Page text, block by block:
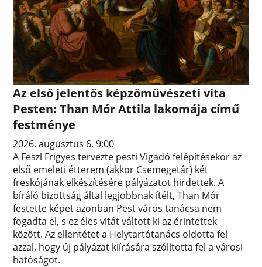
Az első jelentős képzőművészeti vita
Pesten: Than Mór Attila lakomája című
festménye
2026. augusztus 6. 9:00
A Feszl Frigyes tervezte pesti Vigadó felépítésekor az
első emeleti étterem (akkor Csemegetár) két
freskójának elkészítésére pályázatot hirdettek. A
bíráló bizottság által legjobbnak ítélt, Than Mór
festette képet azonban Pest város tanácsa nem
fogadta el, s ez éles vitát váltott ki az érintettek
között. Az ellentétet a Helytartótanács oldotta fel
azzal, hogy új pályázat kiírására szólította fel a városi
hatóságot.